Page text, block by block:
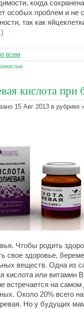
когда
особых проблем и не
так как
всем
кислота при
15 Авг 2013 в рубрике
Чтобы родить
свое здоровье,
веществ. Одна из
кислота или витамин
встречается на
Около 20% всего
Но у будущих